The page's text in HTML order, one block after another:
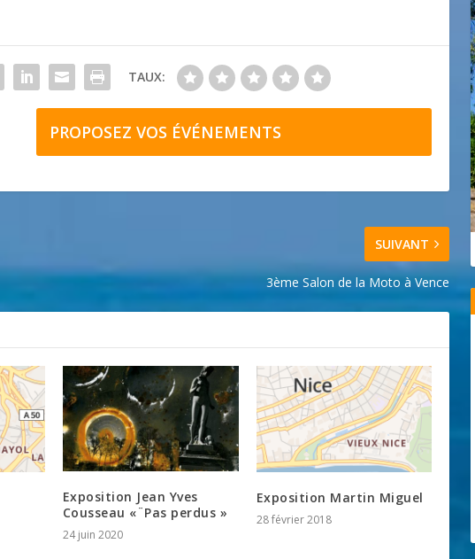
TAUX:
PROPOSEZ VOS ÉVÉNEMENTS
SUIVANT
3ème Salon de la Moto à Vence
Exposition Jean Yves
Cousseau «¨Pas perdus »
24 juin 2020
Exposition Martin Miguel
28 février 2018